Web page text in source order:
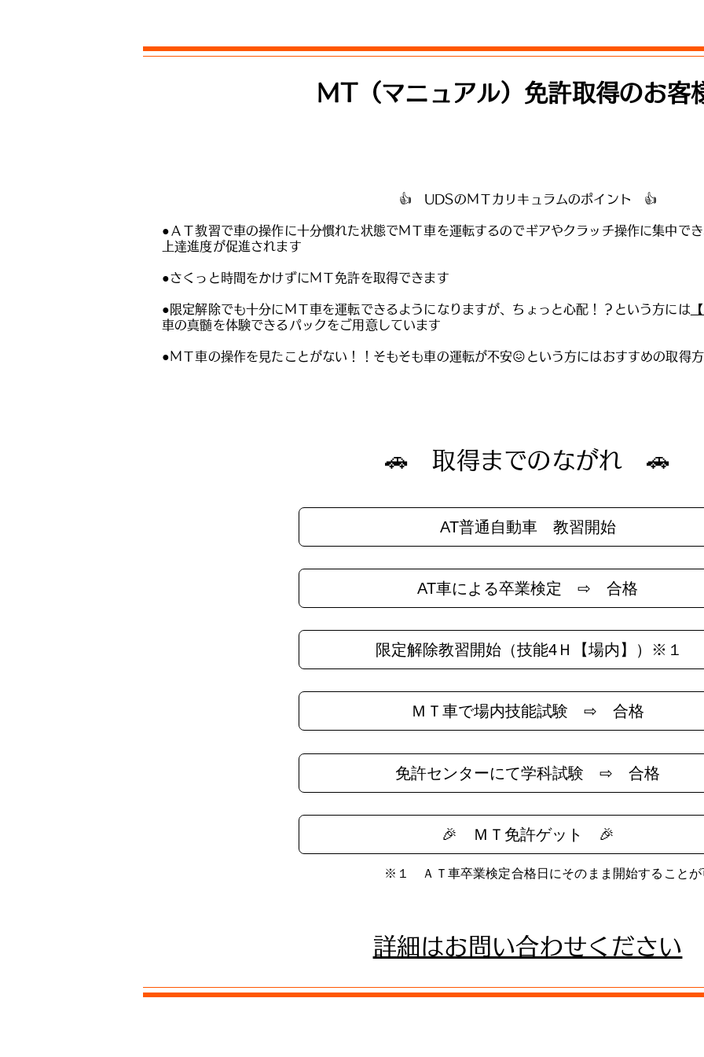
MT（マニュアル）免許取得のお客
👍 UDSのＭＴカリキュラムのポイント 👍
●ＡＴ教習で車の操作に十分慣れた状態でＭＴ車を運転するのでギアやクラッチ操作に集中で
上達進度が促進されます
●さくっと時間をかけずにＭＴ免許を取得できます
●限定解除でも十分にＭＴ車を運転できるようになりますが、ちょっと心配！？という方には
車の真髄を体験できるパックをご用意しています
●ＭＴ車の操作を見たことがない！！そもそも車の運転が不安😖という方にはおすすめの取得
🚗 取得までのながれ 🚗
AT普通自動車 教習開始
AT車による卒業検定 ⇨ 合格
限定解除教習開始（技能4Ｈ【場内】）※１
ＭＴ車で場内技能試験 ⇨ 合格
免許センターにて学科試験 ⇨ 合格
🎉 ＭＴ免許ゲット 🎉
※１ ＡＴ車卒業検定合格日にそのまま開始することが
詳細はお問い合わせください